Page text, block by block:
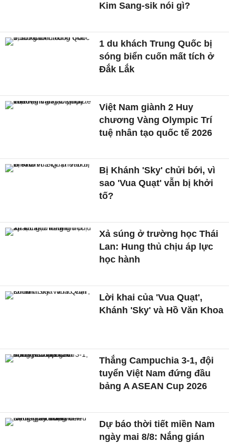
Kim Sang-sik nói gì?
1 du khách Trung Quốc bị
sóng biển cuốn mất tích ở
Đắk Lắk
Việt Nam giành 2 Huy
chương Vàng Olympic Trí
tuệ nhân tạo quốc tế 2026
Bị Khánh 'Sky' chửi bới, vì
sao 'Vua Quạt' vẫn bị khởi
tố?
Xả súng ở trường học Thái
Lan: Hung thủ chịu áp lực
học hành
Lời khai của 'Vua Quạt',
Khánh 'Sky' và Hồ Văn Khoa
Thắng Campuchia 3-1, đội
tuyển Việt Nam đứng đầu
bảng A ASEAN Cup 2026
Dự báo thời tiết miền Nam
ngày mai 8/8: Nắng gián